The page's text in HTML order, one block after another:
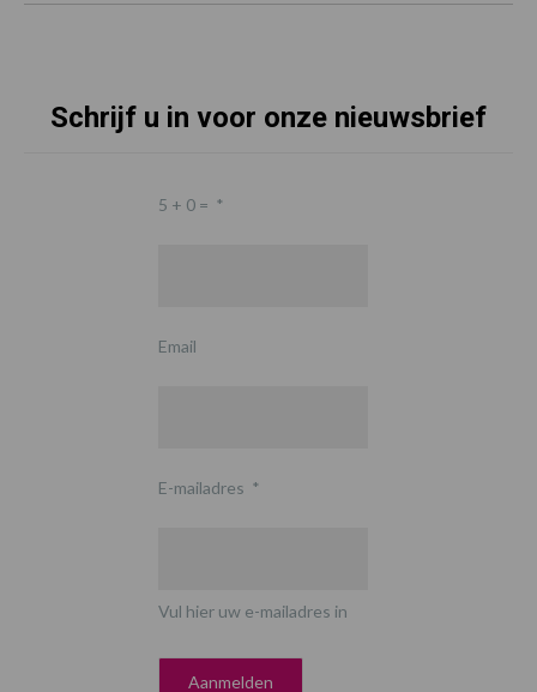
Schrijf u in voor onze nieuwsbrief
5 + 0 = *
Email
E-mailadres *
Vul hier uw e-mailadres in